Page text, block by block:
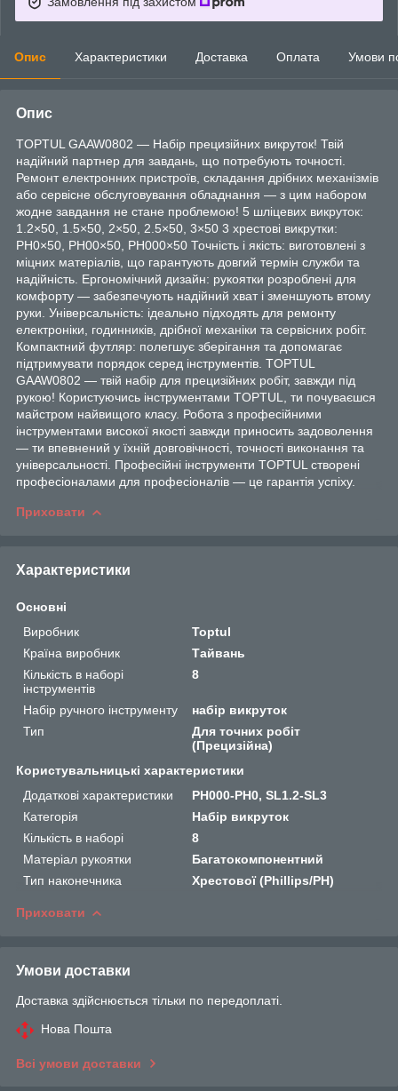
Опис Характеристики Доставка Оплата Умови
Опис
TOPTUL GAAW0802 — Набір прецизійних викруток! Твій
надійний партнер для завдань, що потребують точності.
Ремонт електронних пристроїв, складання дрібних механізмів
або сервісне обслуговування обладнання — з цим набором
жодне завдання не стане проблемою! 5 шліцевих викруток:
1.2×50, 1.5×50, 2×50, 2.5×50, 3×50 3 хрестові викрутки:
PH0×50, PH00×50, PH000×50 Точність і якість: виготовлені з
міцних матеріалів, що гарантують довгий термін служби та
надійність. Ергономічний дизайн: рукоятки розроблені для
комфорту — забезпечують надійний хват і зменшують втому
руки. Універсальність: ідеально підходять для ремонту
електроніки, годинників, дрібної механіки та сервісних робіт.
Компактний футляр: полегшує зберігання та допомагає
підтримувати порядок серед інструментів. TOPTUL
GAAW0802 — твій набір для прецизійних робіт, завжди під
рукою! Користуючись інструментами TOPTUL, ти почуваєшся
майстром найвищого класу. Робота з професійними
інструментами високої якості завжди приносить задоволення
— ти впевнений у їхній довговічності, точності виконання та
універсальності. Професійні інструменти TOPTUL створені
професіоналами для професіоналів — це гарантія успіху.
Приховати
Характеристики
Основні
Виробник
Toptul
Країна виробник
Тайвань
Кількість в наборі
інструментів
8
Набір ручного інструменту
набір викруток
Тип
Для точних робіт
(Прецизійна)
Користувальницькі характеристики
Додаткові характеристики
PH000-PH0, SL1.2-SL3
Категорія
Набір викруток
Кількість в наборі
8
Матеріал рукоятки
Багатокомпонентний
Тип наконечника
Хрестової (Phillips/PH)
Приховати
Умови доставки
Доставка здійснюється тільки по передоплаті.
Нова Пошта
Всі умови доставки